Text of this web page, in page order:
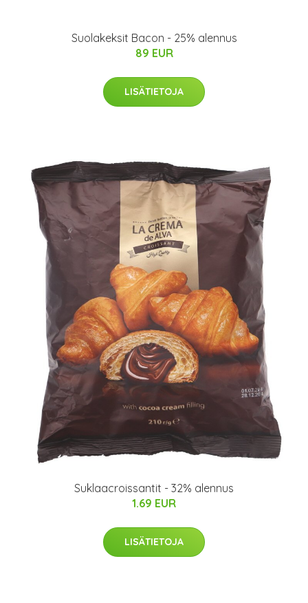
Suolakeksit Bacon - 25% alennus
89 EUR
LISÄTIETOJA
Suklaacroissantit - 32% alennus
1.69 EUR
LISÄTIETOJA